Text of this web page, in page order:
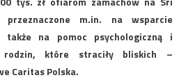
przeznaczone m.in. na wsparcie
na pomoc psychologiczną i
które straciły bliskich –
Caritas Polska.